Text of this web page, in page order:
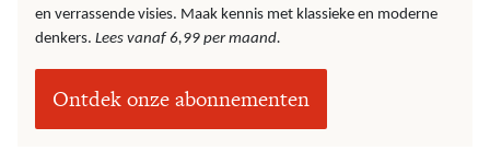
en verrassende visies. Maak kennis met klassieke en moderne
denkers. Lees vanaf 6,99 per maand.
Ontdek onze abonnementen